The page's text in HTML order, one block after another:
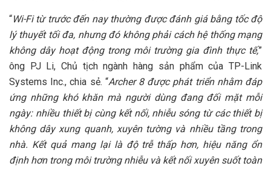
“Wi-Fi từ trước đến nay thường được đánh giá bằng tốc độ
lý thuyết tối đa, nhưng đó không phải cách hệ thống mạng
không dây hoạt động trong môi trường gia đình thực tế,”
ông PJ Li, Chủ tịch ngành hàng sản phẩm của TP-Link
Systems Inc., chia sẻ. “Archer 8 được phát triển nhằm đáp
ứng những khó khăn mà người dùng đang đối mặt mỗi
ngày: nhiều thiết bị cùng kết nối, nhiễu sóng từ các thiết bị
không dây xung quanh, xuyên tường và nhiều tầng trong
nhà. Kết quả mang lại là độ trễ thấp hơn, hiệu năng ổn
định hơn trong môi trường nhiễu và kết nối xuyên suốt toàn